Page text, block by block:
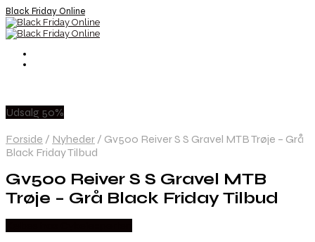
Black Friday Online
Udsalg 50%
Forside / Nyheder / Gv500 Reiver S S Gravel MTB Trøje – Grå
Black Friday Tilbud
Gv500 Reiver S S Gravel MTB
Trøje – Grå Black Friday Tilbud